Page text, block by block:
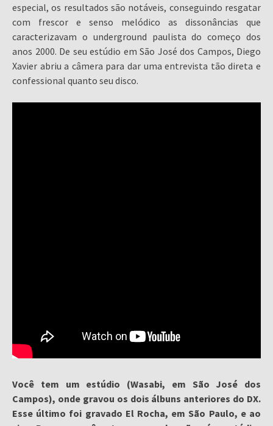
especial, os resultados são notáveis, conseguindo resgatar
com frescor e senso melódico as dissonâncias que
caracterizavam o underground paulista do começo dos
anos 2000. De seu estúdio em São José dos Campos, Diego
Xavier abriu a câmera para dar uma entrevista tão direta e
confessional quanto seu disco.
Você tem um estúdio (Wasabi, em São José dos
Campos), onde gravou os dois álbuns anteriores do DX.
Esse último foi gravado El Rocha, em São Paulo, e ao